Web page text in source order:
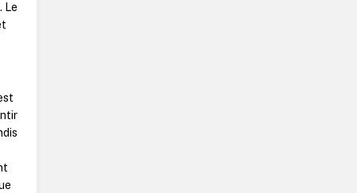
Le